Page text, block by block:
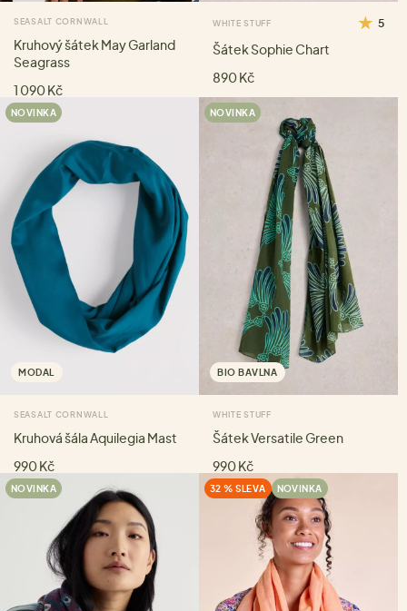
SEASALT CORNWALL
Kruhový šátek May Garland
Seagrass
1 090 Kč
WHITE STUFF 5
Šátek Sophie Chart
890 Kč
NOVINKA
MODAL
SEASALT CORNWALL
Kruhová šála Aquilegia Mast
990 Kč
NOVINKA
BIO BAVLNA
WHITE STUFF
Šátek Versatile Green
990 Kč
NOVINKA 32 % SLEVA NOVINKA